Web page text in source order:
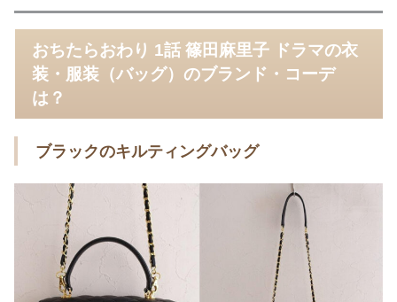
おちたらおわり 1話 篠田麻里子 ドラマの衣
装・服装（バッグ）のブランド・コーデ
は？
ブラックのキルティングバッグ